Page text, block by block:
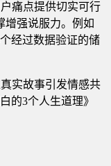
痛点提供切实可行
增强说服力。例如
经过数据验证的储
实故事引发情感共
的3个人生道理》